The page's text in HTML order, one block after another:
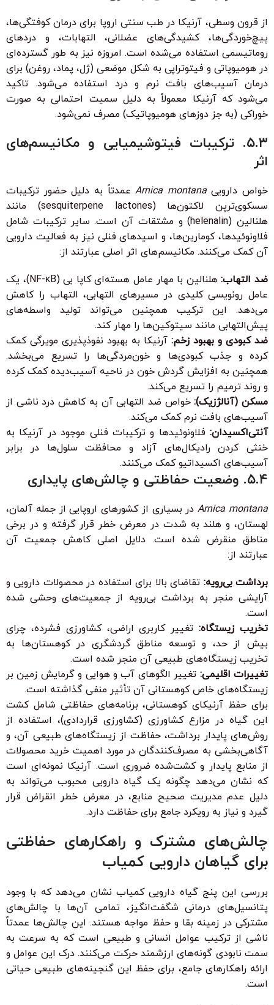
از قرون وسطی، آرنیکا در طب سنتی اروپا برای درمان کوفتگی‌ها،
پیچ‌خوردگی‌ها، کشیدگی‌های عضلانی، التهابات، و دردهای
روماتیسمی استفاده می‌شده است. امروزه نیز به طور گسترده‌ای
در هومیوپاتی و فیتوتراپی به شکل موضعی (ژل، پماد، روغن) برای
درمان آسیب‌های بافت نرم و درد استفاده می‌شود. تاکید
می‌شود که آرنیکا معمولاً به دلیل سمیت احتمالی به صورت
خوراکی (به جز دوزهای هومیوپاتیک) مصرف نمی‌شود.
۵.۳. ترکیبات فیتوشیمیایی و مکانیسم‌های
اثر
خواص داروییArnica montanaعمدتاً به دلیل حضور ترکیبات
سسکوی‌ترپن لاکتون‌ها (sesquiterpene lactones) مانند
هلنالین (helenalin) و مشتقات آن است. سایر ترکیبات شامل
فلاونوئیدها، کومارین‌ها، و اسیدهای فنلی نیز به فعالیت دارویی
آن کمک می‌کنند. مکانیسم‌های اثر اصلی عبارتند از:
ضد التهاب:
هلنالین با مهار عامل هسته‌ای کاپا بی (NF-κB)، یک
عامل رونویسی کلیدی در مسیرهای التهابی، التهاب را کاهش
می‌دهد. این ترکیب همچنین می‌تواند تولید واسطه‌های
پیش‌التهابی مانند سیتوکین‌ها را مهار کند.
ضد کبودی و بهبود زخم: آرنیکا به بهبود نفوذپذیری مویرگی کمک
کرده و جذب کبودی‌ها و خون‌مردگی‌ها را تسریع می‌بخشد.
همچنین به افزایش گردش خون در ناحیه آسیب‌دیده کمک کرده
و روند ترمیم را تسریع می‌کند.
مسکن (آنالژزیک):خواص ضد التهابی آن به کاهش درد ناشی از
آسیب‌های بافت نرم کمک می‌کند.
آنتی‌اکسیدان: فلاونوئیدها و ترکیبات فنلی موجود در آرنیکا به
خنثی کردن رادیکال‌های آزاد و محافظت سلول‌ها در برابر
آسیب‌های اکسیداتیو کمک می‌کنند.
۵.۴. وضعیت حفاظتی و چالش‌های پایداری
Arnica montanaدر بسیاری از کشورهای اروپایی از جمله آلمان،
لهستان، و هلند به شدت در معرض خطر قرار گرفته و در برخی
مناطق منقرض شده است. دلایل اصلی کاهش جمعیت آن
عبارتند از:
برداشت بی‌رویه: تقاضای بالا برای استفاده در محصولات دارویی و
آرایشی منجر به برداشت بی‌رویه از جمعیت‌های وحشی شده
است.
تخریب زیستگاه:تغییر کاربری اراضی، کشاورزی فشرده، چرای
بیش از حد، و توسعه مناطق گردشگری در کوهستان‌ها به
تخریب زیستگاه‌های طبیعی آن منجر شده است.
تغییرات اقلیمی: تغییر الگوهای آب و هوایی و گرمایش زمین بر
زیستگاه‌های خاص کوهستانی آن تأثیر منفی گذاشته است.
برای حفظ آرنیکای کوهستانی، برنامه‌های حفاظتی شامل کشت
این گیاه در مزارع کشاورزی (کشاورزی قراردادی)، استفاده از
روش‌های پایدار برداشت، حفاظت از زیستگاه‌های طبیعی آن، و
آگاهی‌بخشی به مصرف‌کنندگان در مورد اهمیت خرید محصولات
از منابع پایدار و کشت‌شده ضروری است. آرنیکا نمونه‌ای است
که نشان می‌دهد چگونه یک گیاه دارویی محبوب می‌تواند به
دلیل عدم مدیریت صحیح منابع، در معرض خطر انقراض قرار
گیرد و نیاز به رویکرد جامع برای حفاظت دارد.
چالش‌های مشترک و راهکارهای حفاظتی
برای گیاهان دارویی کمیاب
بررسی این پنج گیاه دارویی کمیاب نشان می‌دهد که با وجود
پتانسیل‌های درمانی شگفت‌انگیز، تمامی آن‌ها با چالش‌های
مشترکی در زمینه بقا و حفظ مواجه هستند. این چالش‌ها عمدتاً
ناشی از ترکیب عوامل انسانی و طبیعی است که به سرعت به
سمت نابودی گونه‌های ارزشمند حرکت می‌کنند. درک این عوامل و
ارائه راهکارهای جامع، برای حفظ این گنجینه‌های طبیعی حیاتی
است.